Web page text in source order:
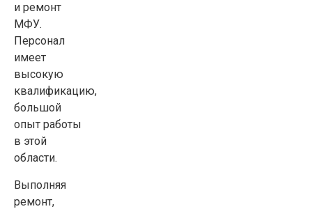
и ремонт
МФУ.
Персонал
имеет
высокую
квалификацию,
большой
опыт работы
в этой
области.
Выполняя
ремонт,